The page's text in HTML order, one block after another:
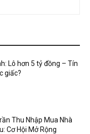
Lô hơn 5 tỷ đồng – Tín
giấc?
Thu Nhập Mua Nhà
Cơ Hội Mở Rộng